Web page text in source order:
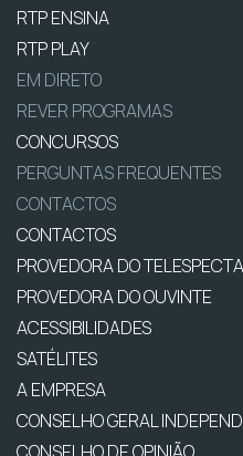
RTP ENSINA
RTP PLAY
EM DIRETO
REVER PROGRAMAS
CONCURSOS
PERGUNTAS FREQUENTES
CONTACTOS
CONTACTOS
PROVEDORA DO
PROVEDORA DO OUVINTE
ACESSIBILIDADES
SATÉLITES
A EMPRESA
CONSELHO GERAL